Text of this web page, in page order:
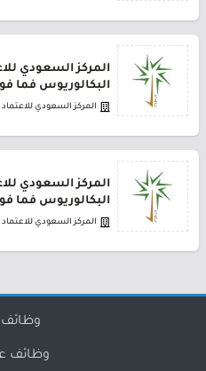
المركز السعودي
البكالوريوس فما
المركز السعودي للاعتماد
المركز السعودي
البكالوريوس فما
المركز السعودي للاعتماد
وظائف
وظائف